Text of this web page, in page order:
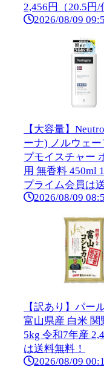
2,456円（20.5円/
2026/08/09
【大容量】
ーナ) ノルウェ
プモイスチャー
用 無香料 450ml
プライム会員は
2026/08/09
【訳あり】パー
富山県産 白米 関
5kg 令和7年産
は送料無料！
2026/08/09